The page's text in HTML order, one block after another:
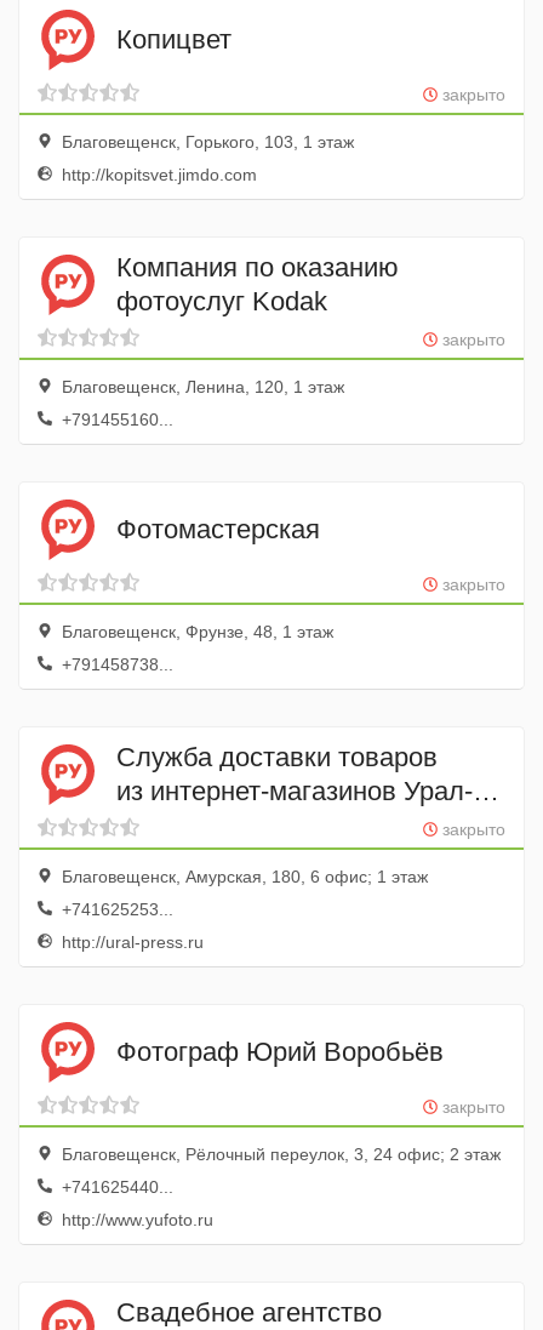
Копицвет
закрыто
Благовещенск, Горького, 103, 1 этаж
http://kopitsvet.jimdo.com
Компания по оказанию
фотоуслуг Kodak
закрыто
Благовещенск, Ленина, 120, 1 этаж
+791455160...
Фотомастерская
закрыто
Благовещенск, Фрунзе, 48, 1 этаж
+791458738...
Служба доставки товаров
из интернет-магазинов Урал-
ПРЕСС Дальний Восток
закрыто
Благовещенск, Амурская, 180, 6 офис; 1 этаж
+741625253...
http://ural-press.ru
Фотограф Юрий Воробьёв
закрыто
Благовещенск, Рёлочный переулок, 3, 24 офис; 2 этаж
+741625440...
http://www.yufoto.ru
Свадебное агентство